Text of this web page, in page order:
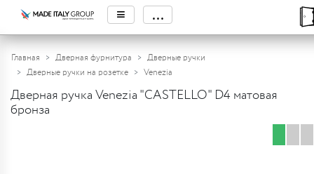
≡ ...
Главная Дверная фурнитура
Дверные ручки
Дверные ручки на розетке
Venezia
Дверная ручка Venezia "CASTELLO" D4 матовая
бронза